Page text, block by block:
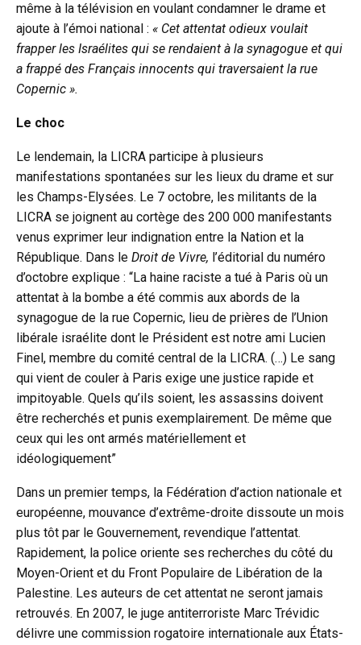
même à la télévision en voulant condamner le drame et
ajoute à l’émoi national : « Cet attentat odieux voulait
frapper les Israélites qui se rendaient à la synagogue et qui
a frappé des Français innocents qui traversaient la rue
Copernic ».
Le choc
Le lendemain, la LICRA participe à plusieurs
manifestations spontanées sur les lieux du drame et sur
les Champs-Elysées. Le 7 octobre, les militants de la
LICRA se joignent au cortège des 200 000 manifestants
venus exprimer leur indignation entre la Nation et la
République. Dans le Droit de Vivre, l’éditorial du numéro
d’octobre explique : “La haine raciste a tué à Paris où un
attentat à la bombe a été commis aux abords de la
synagogue de la rue Copernic, lieu de prières de l’Union
libérale israélite dont le Président est notre ami Lucien
Finel, membre du comité central de la LICRA. (…) Le sang
qui vient de couler à Paris exige une justice rapide et
impitoyable. Quels qu’ils soient, les assassins doivent
être recherchés et punis exemplairement. De même que
ceux qui les ont armés matériellement et
idéologiquement”
Dans un premier temps, la Fédération d’action nationale et
européenne, mouvance d’extrême-droite dissoute un mois
plus tôt par le Gouvernement, revendique l’attentat.
Rapidement, la police oriente ses recherches du côté du
Moyen-Orient et du Front Populaire de Libération de la
Palestine. Les auteurs de cet attentat ne seront jamais
retrouvés. En 2007, le juge antiterroriste Marc Trévidic
délivre une commission rogatoire internationale aux États-